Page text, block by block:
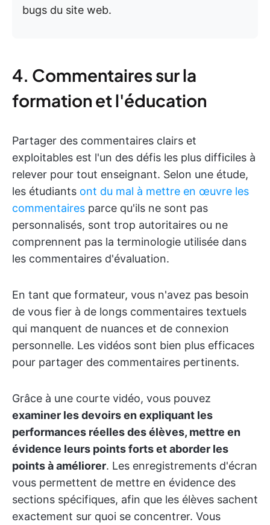
bugs du site web.
4. Commentaires sur la
formation et l'éducation
Partager des commentaires clairs et
exploitables est l'un des défis les plus difficiles à
relever pour tout enseignant. Selon une étude,
les étudiants ont du mal à mettre en œuvre les
commentaires parce qu'ils ne sont pas
personnalisés, sont trop autoritaires ou ne
comprennent pas la terminologie utilisée dans
les commentaires d'évaluation.
En tant que formateur, vous n'avez pas besoin
de vous fier à de longs commentaires textuels
qui manquent de nuances et de connexion
personnelle. Les vidéos sont bien plus efficaces
pour partager des commentaires pertinents.
Grâce à une courte vidéo, vous pouvez
examiner les devoirs en expliquant les
performances réelles des élèves, mettre en
évidence leurs points forts et aborder les
points à améliorer. Les enregistrements d'écran
vous permettent de mettre en évidence des
sections spécifiques, afin que les élèves sachent
exactement sur quoi se concentrer. Vous